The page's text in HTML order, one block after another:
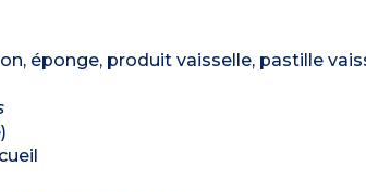
éponge, produit vaisselle, pastille